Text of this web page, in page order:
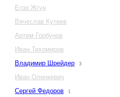
Егор Жгун
Вячеслав Кутеев
Артем Горбунов
Иван Тихомиров
Владимир Шрейдер
3
Иван Оленкевич
Сергей Федоров
1